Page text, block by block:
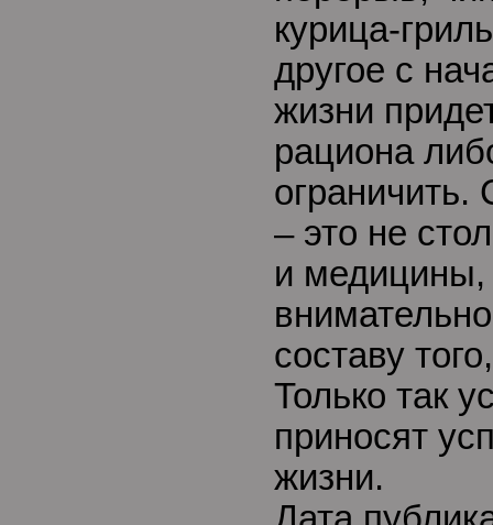
курица-
другое с
жизни
рациона
ограничить.
– это не
и медицины,
составу
Только так
приносят
жизни.